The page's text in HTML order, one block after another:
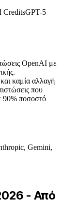
CreditsGPT-5
OpenAI με
καμία αλλαγή
που
90% ποσοστό
Gemini,
- Από